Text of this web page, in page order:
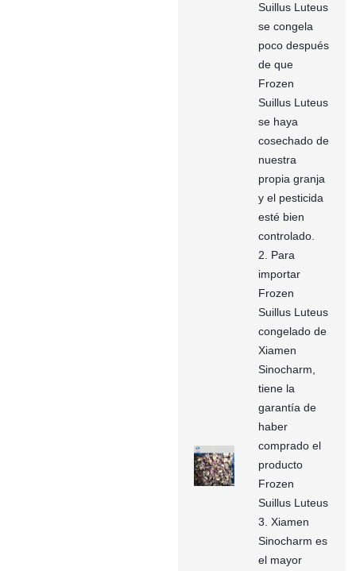
Suillus Luteus
se congela
poco después
de que
Frozen
Suillus Luteus
se haya
cosechado de
nuestra
propia granja
y el pesticida
esté bien
controlado.
2. Para
importar
Frozen
Suillus Luteus
congelado de
Xiamen
Sinocharm,
tiene la
garantía de
haber
comprado el
producto
Frozen
Suillus Luteus
3. Xiamen
Sinocharm es
el mayor